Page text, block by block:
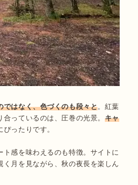
ではなく、色づくのも段々と。紅葉
っているのは、圧巻の光景。 キャ
ったりです。
感を味わえるのも特徴。サイトに
月を見ながら、秋の夜長を楽しん